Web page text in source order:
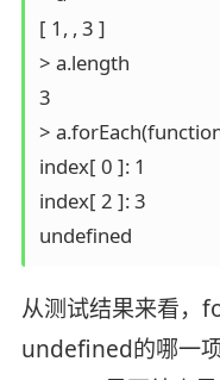
[ 1, , 3 ]
> a.length
3
>
index[ 0 ]: 1
index[ 2 ]: 3
undefined
从测试结果来看，
undefined的哪一